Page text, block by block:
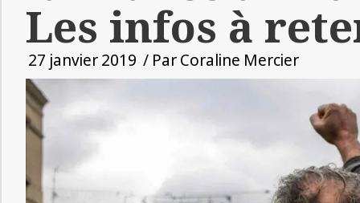
Les infos à
27 janvier 2019 / ParCoraline Mercier